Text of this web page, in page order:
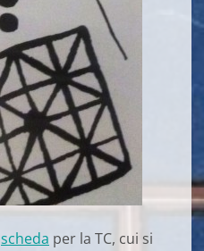
scheda per la TC, cui si